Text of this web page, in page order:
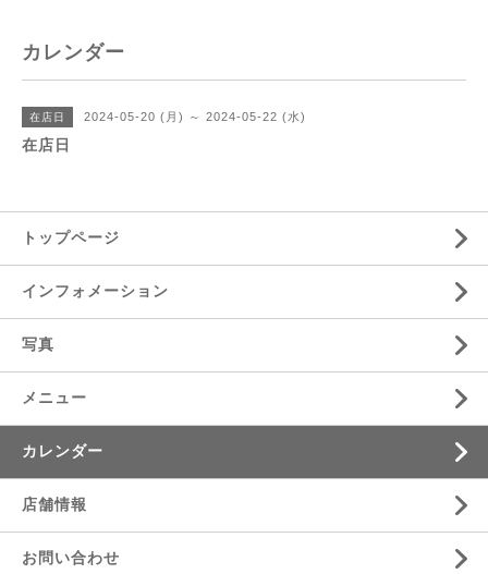
カレンダー
在店日 2024-05-20 (月) ～ 2024-05-22 (水)
在店日
トップページ
インフォメーション
写真
メニュー
カレンダー
店舗情報
お問い合わせ